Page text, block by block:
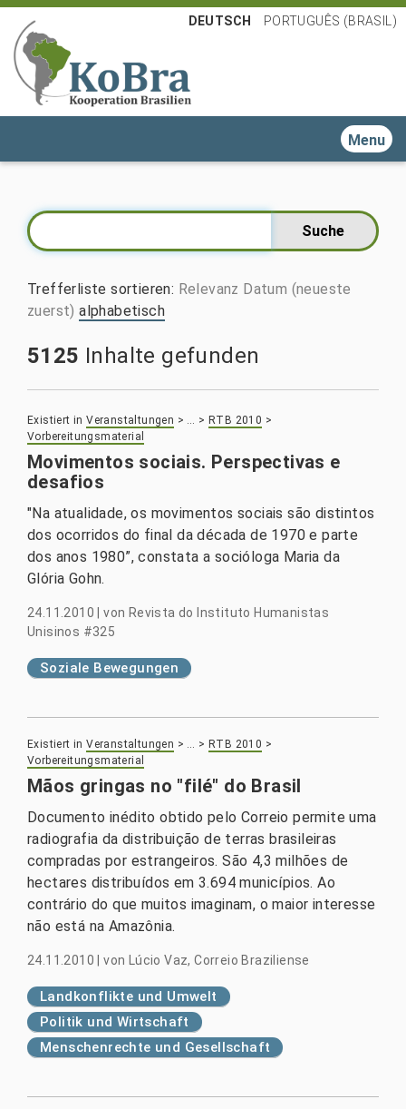
DEUTSCH PORTUGUÊS (BRASIL)
Toggle
Trefferliste sortieren: Relevanz Datum (neueste
zuerst) alphabetisch
5125 Inhalte gefunden
Existiert in Veranstaltungen > … > RTB 2010 >
Vorbereitungsmaterial
Movimentos sociais. Perspectivas e
desafios
"Na atualidade, os movimentos sociais são distintos
dos ocorridos do final da década de 1970 e parte
dos anos 1980”, constata a socióloga Maria da
Glória Gohn.
24.11.2010 |von Revista do Instituto Humanistas
Unisinos #325
Soziale Bewegungen
Existiert in Veranstaltungen > … > RTB 2010 >
Vorbereitungsmaterial
Mãos gringas no "filé" do Brasil
Documento inédito obtido pelo Correio permite uma
radiografia da distribuição de terras brasileiras
compradas por estrangeiros. São 4,3 milhões de
hectares distribuídos em 3.694 municípios. Ao
contrário do que muitos imaginam, o maior interesse
não está na Amazônia.
24.11.2010 |von Lúcio Vaz, Correio Braziliense
Landkonflikte und Umwelt
Politik und Wirtschaft
Menschenrechte und Gesellschaft